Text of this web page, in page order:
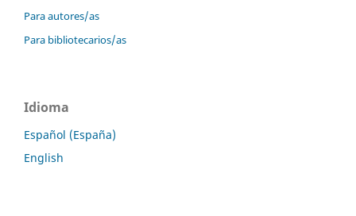
Para autores/as
Para bibliotecarios/as
Idioma
Español (España)
English